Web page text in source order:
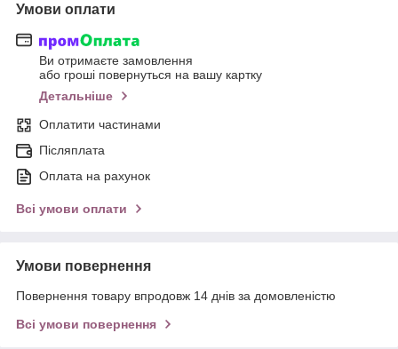
Умови оплати
Ви отримаєте замовлення
або гроші повернуться на вашу картку
Детальніше
Оплатити частинами
Післяплата
Оплата на рахунок
Всі умови оплати
Умови повернення
Повернення товару впродовж 14 днів за домовленістю
Всі умови повернення